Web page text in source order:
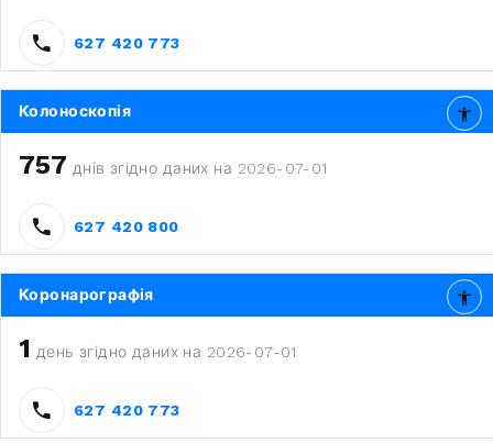
627 420 773
Колоноскопія
757 днів згідно даних на 2026-07-01
627 420 800
Коронарографія
1 день згідно даних на 2026-07-01
627 420 773